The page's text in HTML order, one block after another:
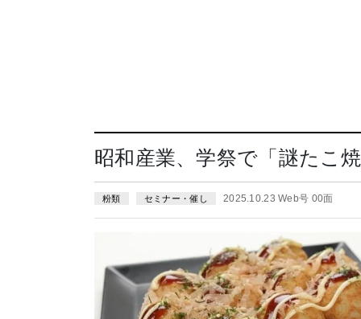
昭和産業、学祭で「謎たこ
粉類 セミナー・催し 2025.10.23 Web号 00面